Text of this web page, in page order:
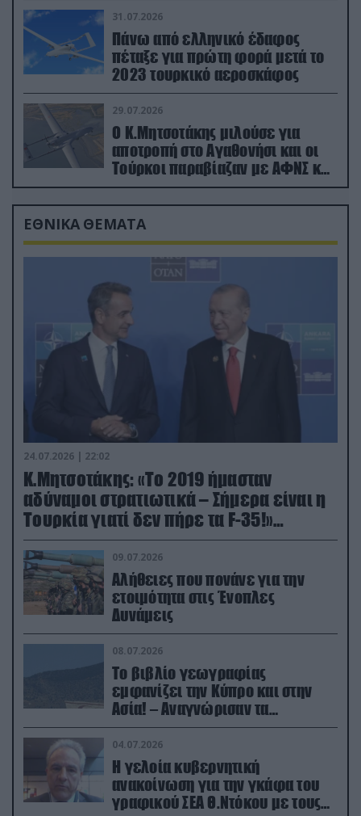
31.07.2026
Πάνω από ελληνικό έδαφος
πέταξε για πρώτη φορά μετά το
2023 τουρκικό αεροσκάφος
29.07.2026
Ο Κ.Μητσοτάκης μιλούσε για
αποτροπή στο Αγαθονήσι και οι
Τούρκοι παραβίαζαν με ΑΦΝΣ και
drone
ΕΘΝΙΚΑ ΘΕΜΑΤΑ
24.07.2026 | 22:02
Κ.Μητσοτάκης: «Το 2019 ήμασταν
αδύναμοι στρατιωτικά – Σήμερα είναι η
Τουρκία γιατί δεν πήρε τα F-35!»
(βίντεο)
09.07.2026
Αλήθειες που πονάνε για την
ετοιμότητα στις Ένοπλες
Δυνάμεις
08.07.2026
Το βιβλίο γεωγραφίας
εμφανίζει την Κύπρο και στην
Ασία! – Αναγνώρισαν τα
κατεχόμενα; (φωτο)
04.07.2026
Η γελοία κυβερνητική
ανακοίνωση για την γκάφα του
γραφικού ΣΕΑ Θ.Ντόκου με τους